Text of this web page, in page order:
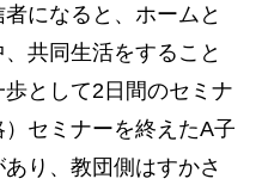
になると、ホームと
共同生活をすること
として2日間のセミナ
セミナーを終えたA子
り、教団側はすかさ